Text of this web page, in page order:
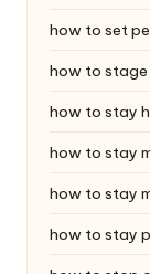
how to set
how to stage
how to stay
how to stay
how to stay
how to stay